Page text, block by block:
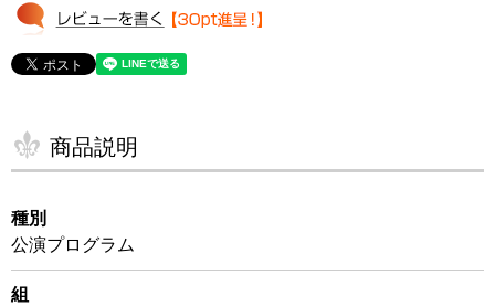
商品説明
種別
公演プログラム
組